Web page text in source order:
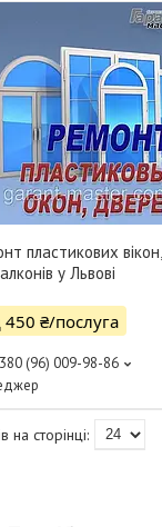
пластикових
у Львові
450 ₴/послуга
(96) 009-98-86